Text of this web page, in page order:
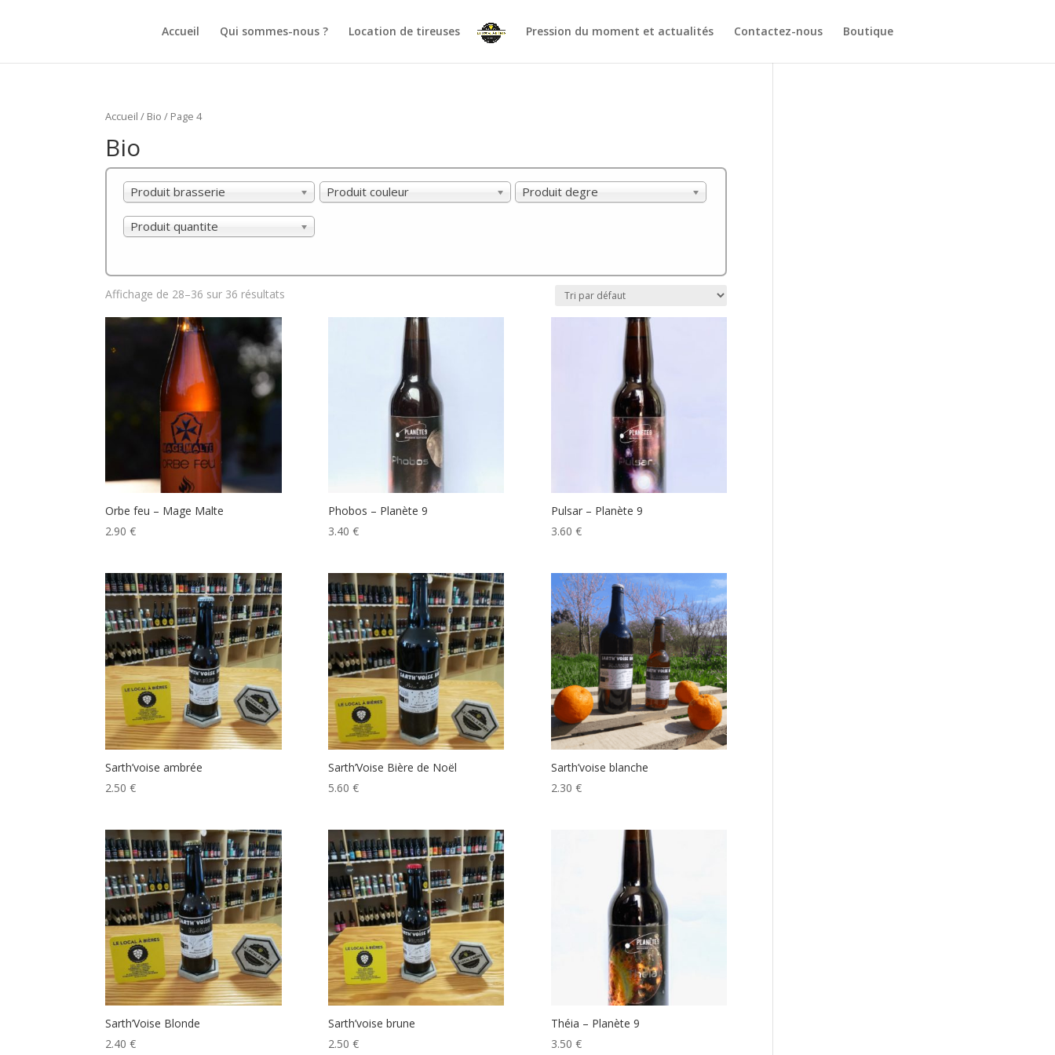
Accueil Qui sommes-nous ? Location de tireuses Pression du moment et actualités Contactez-nous Boutique
Accueil / Bio / Page 4
Bio
Produit brasserie Produit couleur Produit degre
Produit quantite
Affichage de 28–36 sur 36 résultats
Orbe feu – Mage Malte
2.90€
Phobos – Planète 9
3.40 €
Pulsar – Planète 9
3.60 €
Sarth’voise ambrée
2.50€
Sarth’Voise Bière de Noël
5.60 €
Sarth’voise blanche
2.30 €
Sarth’Voise Blonde
2.40€
Sarth’voise brune
2.50 €
Théia – Planète 9
3.50 €